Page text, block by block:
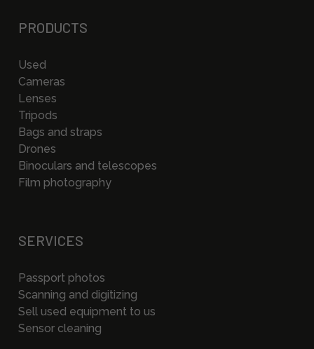
PRODUCTS
Used
Cameras
Lenses
Tripods
Bags and straps
Drones
Binoculars and telescopes
Film photography
SERVICES
Passport photos
Scanning and digitizing
Sell used equipment to us
Sensor cleaning